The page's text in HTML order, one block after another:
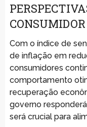
CONSUMIDOR
Com o índice de
de inflação em
consumidores
comportamento
recuperação
governo
será crucial para